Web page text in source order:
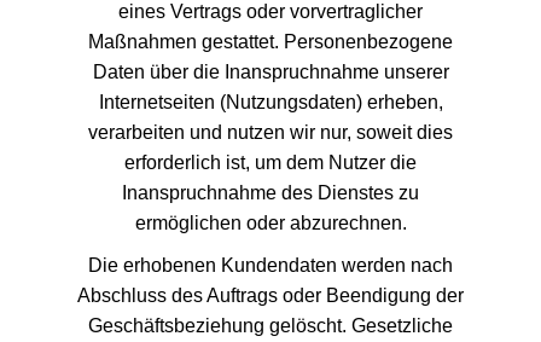
eines Vertrags oder vorvertraglicher
Maßnahmen gestattet. Personenbezogene
Daten über die Inanspruchnahme unserer
Internetseiten (Nutzungsdaten) erheben,
verarbeiten und nutzen wir nur, soweit dies
erforderlich ist, um dem Nutzer die
Inanspruchnahme des Dienstes zu
ermöglichen oder abzurechnen.
Die erhobenen Kundendaten werden nach
Abschluss des Auftrags oder Beendigung der
Geschäftsbeziehung gelöscht. Gesetzliche